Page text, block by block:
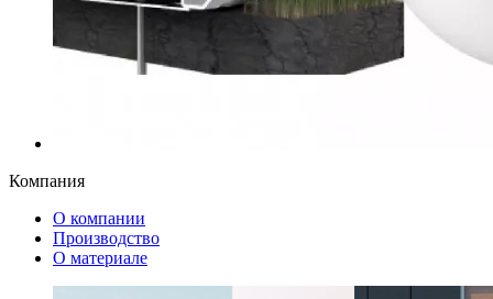
Компания
О компании
Производство
О материале